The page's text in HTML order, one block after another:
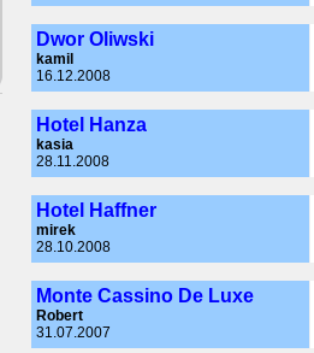
Dwor Oliwski
kamil
16.12.2008
Hotel Hanza
kasia
28.11.2008
Hotel Haffner
mirek
28.10.2008
Monte Cassino De Luxe
Robert
31.07.2007